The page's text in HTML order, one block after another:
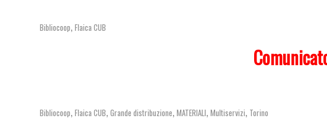
Bibliocoop, Flaica CUB
Bibliocoop, Flaica CUB, Grande distribuzione, MATERIALI, Multiservizi, Torino